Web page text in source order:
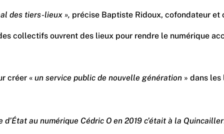
des tiers-lieux », précise Baptiste Ridoux, cofondateur
collectifs ouvrent des lieux pour rendre le numérique
créer « un service public de nouvelle génération » dans
au numérique Cédric O en 2019 c’était à la